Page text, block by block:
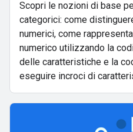
Scopri le nozioni di base
categorici: come
numerici, come
numerico utilizzando la
delle caratteristiche e la
eseguire incroci di